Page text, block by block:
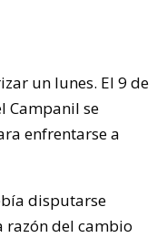
un lunes. El 9 de
Campanil se
enfrentarse a
disputarse
razón del cambio